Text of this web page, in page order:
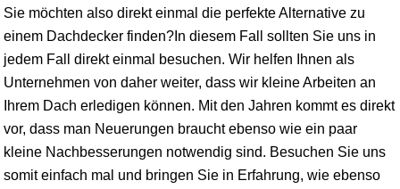
Sie möchten also direkt einmal die perfekte Alternative zu
einem Dachdecker finden?In diesem Fall sollten Sie uns in
jedem Fall direkt einmal besuchen. Wir helfen Ihnen als
Unternehmen von daher weiter, dass wir kleine Arbeiten an
Ihrem Dach erledigen können. Mit den Jahren kommt es direkt
vor, dass man Neuerungen braucht ebenso wie ein paar
kleine Nachbesserungen notwendig sind. Besuchen Sie uns
somit einfach mal und bringen Sie in Erfahrung, wie ebenso